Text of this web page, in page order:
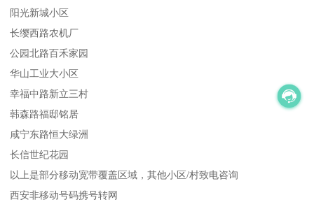
阳光新城小区
长缨西路农机厂
公园北路百禾家园
华山工业大小区
幸福中路新立三村
韩森路福邸铭居
咸宁东路恒大绿洲
长信世纪花园
以上是部分移动宽带覆盖区域，其他小区/村致电咨询
西安非移动号码携号转网